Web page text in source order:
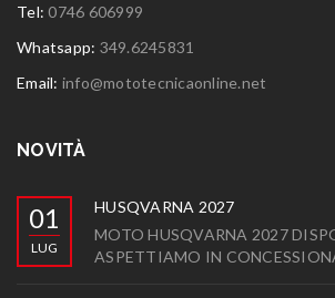
Tel:0746 606999
Whatsapp: 349.6245831
Email: info@mototecnicaonline.net
NOVITÀ
01
LUG
HUSQVARNA 2027
MOTO HUSQVARNA 2027
ASPETTIAMO IN